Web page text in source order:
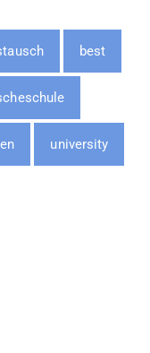
best
university